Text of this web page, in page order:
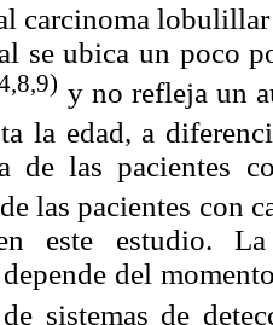
carcinoma
se ubica un poco
y no refleja un
la edad, a
de las pacientes
las pacientes con
este estudio.
del
sistemas de